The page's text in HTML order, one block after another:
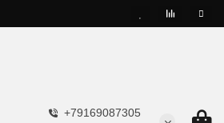
+79169087305